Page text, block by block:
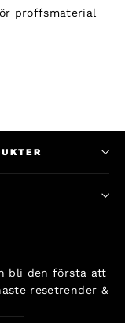
proffsmaterial
bli den första att
resetrender &